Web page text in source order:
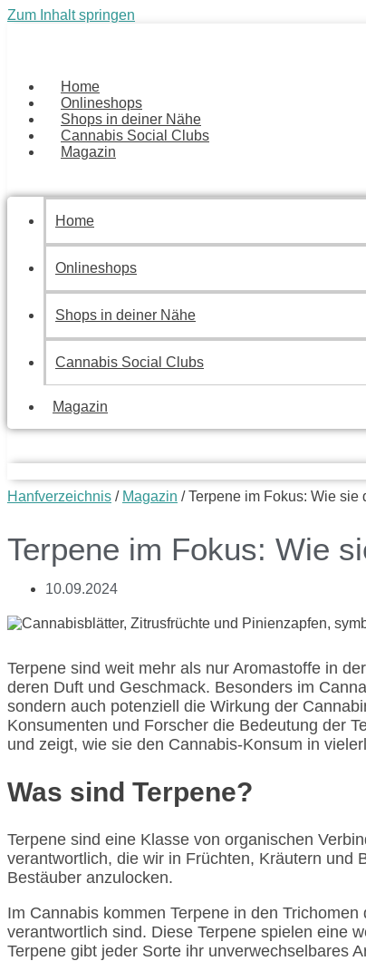
Zum Inhalt springen
Home
Onlineshops
Shops in deiner Nähe
Cannabis Social Clubs
Magazin
Home
Onlineshops
Shops in deiner Nähe
Cannabis Social Clubs
Magazin
Hanfverzeichnis / Magazin /Terpene im Fokus: Wie
Terpene im Fokus: Wie
10.09.2024
Terpene sind weit mehr als nur Aromastoffe in
deren Duft und Geschmack. Besonders im
sondern auch potenziell die Wirkung der
Konsumenten und Forscher die Bedeutung der
und zeigt, wie sie den Cannabis-Konsum in
Was sind Terpene?
Terpene sind eine Klasse von organischen
verantwortlich, die wir in Früchten, Kräutern und
Bestäuber anzulocken.
Im Cannabis kommen Terpene in den
verantwortlich sind. Diese Terpene spielen eine
Terpene gibt jeder Sorte ihr unverwechselbares